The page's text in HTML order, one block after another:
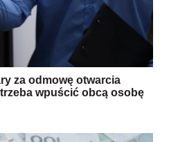
za odmowę otwarcia
wpuścić obcą osobę